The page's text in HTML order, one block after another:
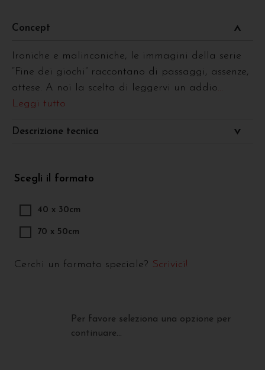
Concept
Ironiche e malinconiche, le immagini della serie
“Fine dei giochi” raccontano di passaggi, assenze,
attese. A noi la scelta di leggervi un addio...
Leggi tutto
Descrizione tecnica
Scegli il formato
40 x 30cm
70 x 50cm
Cerchi un formato speciale? Scrivici!
Per favore seleziona una opzione per
continuare...